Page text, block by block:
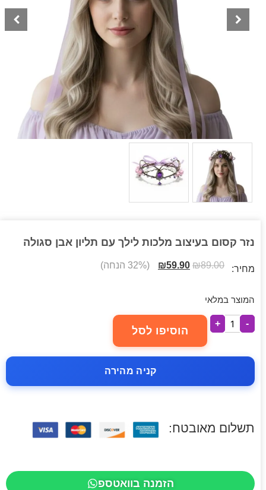
נזר קסום בעיצוב מלכות לילך עם תליון אבן סגולה
מחיר: ₪89.00
₪59.90 (32% הנחה)
המוצר במלאי
-
+
הוסיפו לסל
קניה מהירה
תשלום מאובטח:
הזמנה בוואטספ